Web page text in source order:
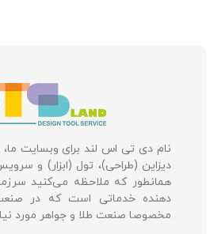
نام دی تی اس لند برای وبسایت ما،
دیزاین (طراحی)، تول (ابزار) و
همانطور که ملاحظه می‌کنید
دهنده خدماتی است که در
مخصوصا صنعت طلا و جواهر مورد